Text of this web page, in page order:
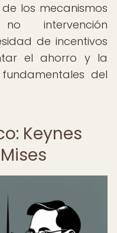
los mecanismos
intervención
de incentivos
el ahorro y la
del
Keynes